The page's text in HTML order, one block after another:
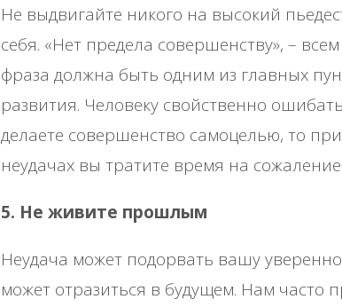
Не выдвигайте никого на высокий
себя. «Нет предела совершенству», –
фраза должна быть одним из главных
развития. Человеку свойственно
делаете совершенство самоцелью, то
неудачах вы тратите время на сожаление.
5. Не живите прошлым
Неудача может подорвать вашу
может отразиться в будущем. Нам часто